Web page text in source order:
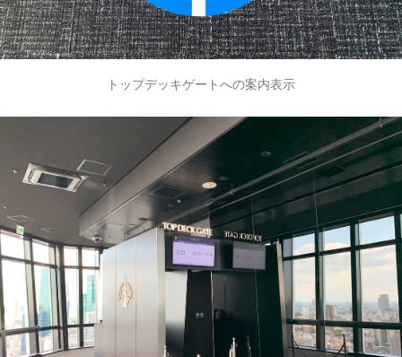
トップデッキゲートへの案内表示